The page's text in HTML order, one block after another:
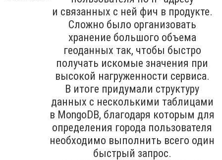
и связанных с ней фич в продукте.
Сложно было организовать
хранение большого объема
геоданных так, чтобы быстро
получать искомые значения при
высокой нагруженности сервиса.
В итоге придумали структуру
данных с несколькими таблицами
в MongoDB, благодаря которым для
определения города пользователя
необходимо выполнить всего один
быстрый запрос.